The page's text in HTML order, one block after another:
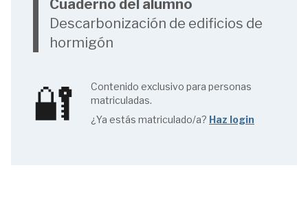
Cuaderno del alumno
Descarbonización de edificios de
hormigón
🔐
Contenido exclusivo para personas
matriculadas.
¿Ya estás matriculado/a? Haz login